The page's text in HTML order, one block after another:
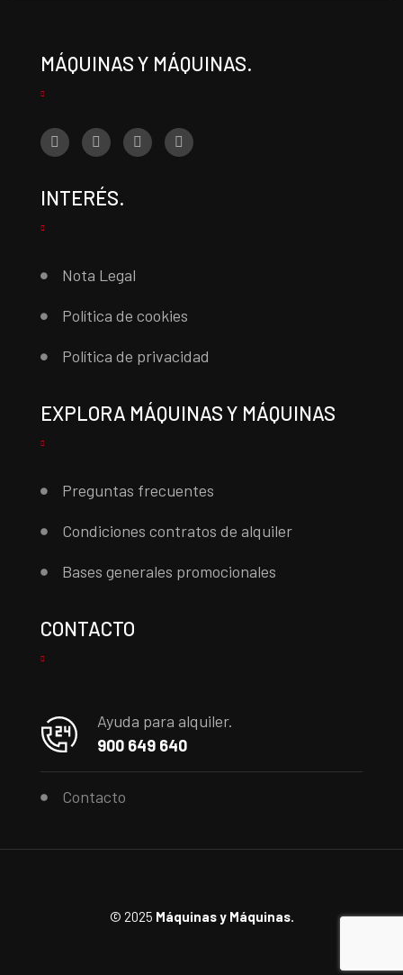
MÁQUINAS Y MÁQUINAS.
INTERÉS.
Nota Legal
Política de cookies
Política de privacidad
EXPLORA MÁQUINAS Y MÁQUINAS
Preguntas frecuentes
Condiciones contratos de alquiler
Bases generales promocionales
CONTACTO
Ayuda para alquiler.
900 649 640
Contacto
© 2025 Máquinas y Máquinas.